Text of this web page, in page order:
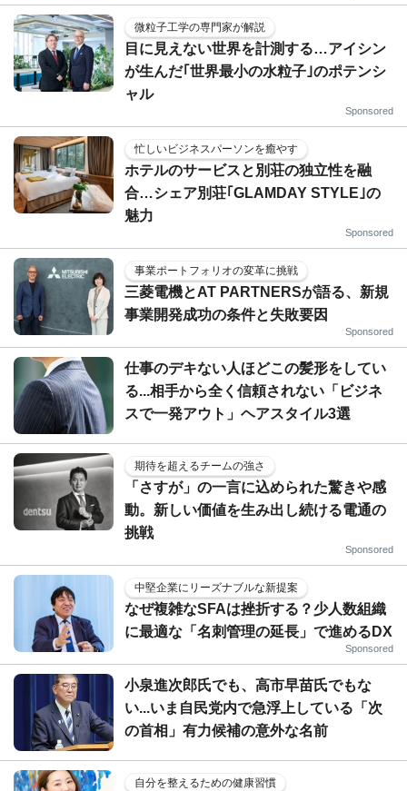
微粒子工学の専門家が解説
目に見えない世界を計測する…アイシン
が生んだ｢世界最小の水粒子｣のポテンシ
ャル
Sponsored
忙しいビジネスパーソンを癒やす
ホテルのサービスと別荘の独立性を融
合…シェア別荘｢GLAMDAY STYLE｣の
魅力
Sponsored
事業ポートフォリオの変革に挑戦
三菱電機とAT PARTNERSが語る、新規
事業開発成功の条件と失敗要因
Sponsored
仕事のデキない人ほどこの髪形をしてい
る...相手から全く信頼されない「ビジネ
スで一発アウト」ヘアスタイル3選
期待を超えるチームの強さ
「さすが」の一言に込められた驚きや感
動。新しい価値を生み出し続ける電通の
挑戦
Sponsored
中堅企業にリーズナブルな新提案
なぜ複雑なSFAは挫折する？少人数組織
に最適な「名刺管理の延長」で進めるDX
Sponsored
小泉進次郎氏でも、高市早苗氏でもな
い...いま自民党内で急浮上している「次
の首相」有力候補の意外な名前
自分を整えるための健康習慣